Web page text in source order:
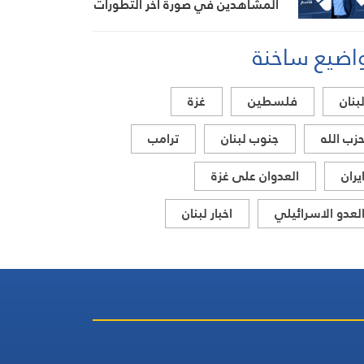
المستجدات على الساحتين
السياسية والميدانية، إلى جانب
المواقف الرسمية وأبرز التطورات
ذات الصلة بالشأنين الداخلي
والإقليمي
ساخنة
لبنان فلسطين
غزة
حزب الله
جنوب لبنان
ترامب
ايران
العدوان على غزة
العدو الاسرائيلي
اخبار لبنان